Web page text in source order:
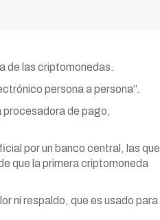
de las criptomonedas.
persona a persona”.
procesadora de pago,
por un banco central, las que
que la primera criptomoneda
ni respaldo, que es usado para